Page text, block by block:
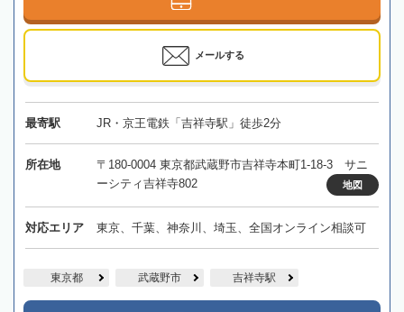
メールする
最寄駅 JR・京王電鉄「吉祥寺駅」徒歩2分
所在地
〒180-0004 東京都武蔵野市吉祥寺本町1-18-3 サニ
ーシティ吉祥寺802
地図
対応エリア 東京、千葉、神奈川、埼玉、全国オンライン相談可
東京都 武蔵野市 吉祥寺駅